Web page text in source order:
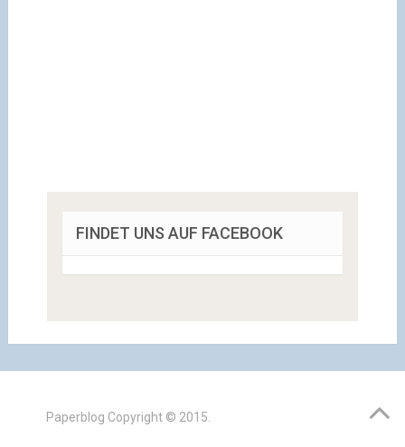
FINDET UNS AUF FACEBOOK
Paperblog Copyright © 2015.